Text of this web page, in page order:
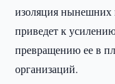
изоляция нынешних
приведет к
превращению ее в
организаций.